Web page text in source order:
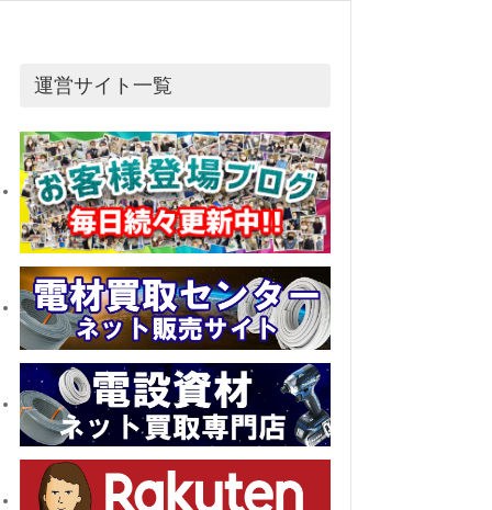
運営サイト一覧